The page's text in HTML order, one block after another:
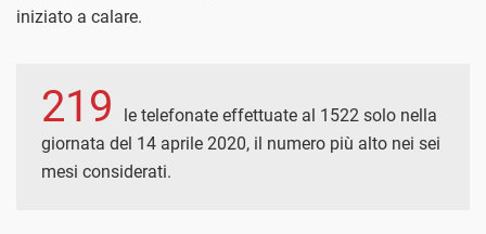
iniziato a calare.
219
le telefonate effettuate al 1522 solo nella
giornata del 14 aprile 2020, il numero più alto nei sei
mesi considerati.